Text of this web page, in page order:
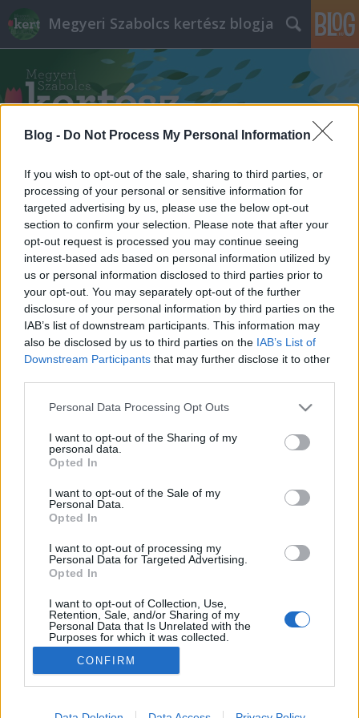
Blog - Do Not Process My Personal Information
If you wish to opt-out of the sale, sharing to third parties, or
processing of your personal or sensitive information for
targeted advertising by us, please use the below opt-out
section to confirm your selection. Please note that after your
opt-out request is processed you may continue seeing
interest-based ads based on personal information utilized by
us or personal information disclosed to third parties prior to
your opt-out. You may separately opt-out of the further
disclosure of your personal information by third parties on the
IAB’s list of downstream participants. This information may
also be disclosed by us to third parties on the IAB’s List of
Downstream Participants that may further disclose it to other
Please note that this website/app uses one or more Google
not limited to your visit or usage behaviour. You may click to
grant or deny consent to Google and its third-party tags to
use your data for below specified purposes in below Google
consent section.
Personal Data Processing Opt Outs
I want to opt-out of the Sharing of my
personal data.
Opted In
I want to opt-out of the Sale of my
Personal Data.
Opted In
I want to opt-out of processing my
Personal Data for Targeted Advertising.
Opted In
I want to opt-out of Collection, Use,
Retention, Sale, and/or Sharing of my
Personal Data that Is Unrelated with the
Purposes for which it was collected.
Opted Out
Google consents
I want to allow Google to enable storage
CONFIRM
Megyeri Szabolcs kertész blogja
Címkék»talajvíz
Rezsicsökkentés a kertben: a fúrt
kút
Megyeri Szabolcs• 2014. március 17.
Most, hogy a kertszezon újra beindulni látszik, sokan
látogatnak ki a télen elhanyagolt nyaralókba,
hobbitelkekre, hogy ezekkel is kezdjenek valamit,
rendbe rakják a kertet, nekilássanak az ültetésnek,
vagy csak eltüntessék a tél nyomait. Közös minden
kerti, vagy ház körüli…
Kutak titkai
Bejegyzés alcíme...
Megyeri Szabolcs •2013. május 21.
veteményessel, virágágyásokkal tarkított birtok, egy
dologra biztosan szükségünk lesz, mégpedig vízre.
lemosásához, vagy éppen a piszkos kerti munka
utáni gyors tisztálkodáshoz. A…